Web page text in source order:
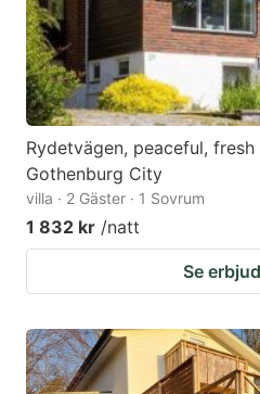
Rydetvägen, peaceful,
Gothenburg City
villa · 2 Gäster · 1 Sovrum
1 832 kr /natt
Se